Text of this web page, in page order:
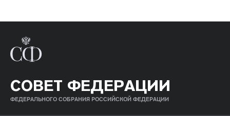
СОВЕТ ФЕДЕРАЦИИ
ФЕДЕРАЛЬНОГО СОБРАНИЯ РОССИЙСКОЙ ФЕДЕРАЦИИ